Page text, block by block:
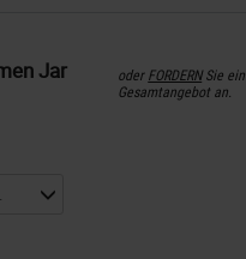
Jar oderFORDERNSie ein
Gesamtangebot an.